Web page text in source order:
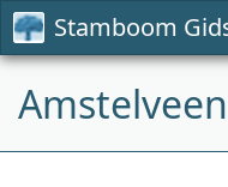
Stamboom
Amstelveen